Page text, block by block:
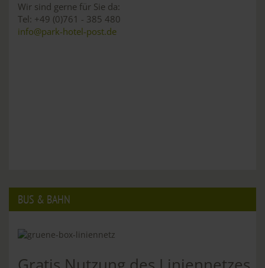
Wir sind gerne für Sie da:
Tel: +49 (0)761 - 385 480
info@park-hotel-post.de
BUS & BAHN